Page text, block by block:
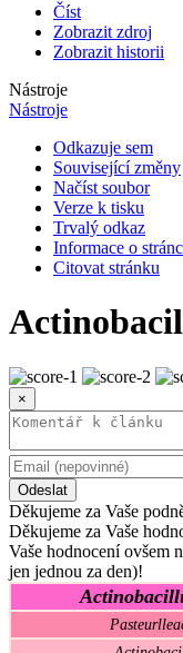
Číst
Zobrazit zdroj
Zobrazit historii
Nástroje
Nástroje
Odkazuje sem
Související změny
Načíst soubor
Verze k tisku
Trvalý odkaz
Informace o
Citovat stránku
×
Odeslat
Děkujeme za Vaše
Děkujeme za Vaše
Vaše hodnocení ovšem
jen jednou za den)!